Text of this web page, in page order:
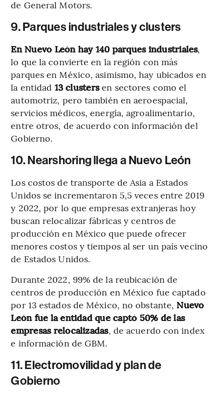
de General Motors.
9. Parques industriales y clusters
En Nuevo León hay 140 parques industriales,
lo que la convierte en la región con más
parques en México, asimismo, hay ubicados en
la entidad 13 clustersen sectores como el
automotriz, pero también en aeroespacial,
servicios médicos, energía, agroalimentario,
entre otros, de acuerdo con información del
Gobierno.
10. Nearshoring llega a Nuevo León
Los costos de transporte de Asia a Estados
Unidos se incrementaron 5,5 veces entre 2019
y 2022, por lo que empresas extranjeras hoy
buscan relocalizar fábricas y centros de
producción en México que puede ofrecer
menores costos y tiempos al ser un país vecino
de Estados Unidos.
Durante 2022, 99% de la reubicación de
centros de producción en México fue captado
por 13 estados de México, no obstante, Nuevo
León fue la entidad que captó 50% de las
empresas relocalizadas, de acuerdo con index
e información de GBM.
11. Electromovilidad y plan de
Gobierno